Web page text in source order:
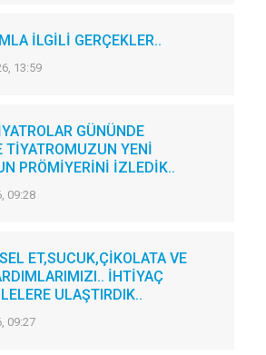
İLGİLİ GERÇEKLER..
13:59
GÜNÜNDE
TİYATROMUZUN YENİ
PRÖMİYERİNİ İZLEDİK..
09:28
ET,SUCUK,ÇİKOLATA VE
İHTİYAÇ
ULAŞTIRDIK..
09:27